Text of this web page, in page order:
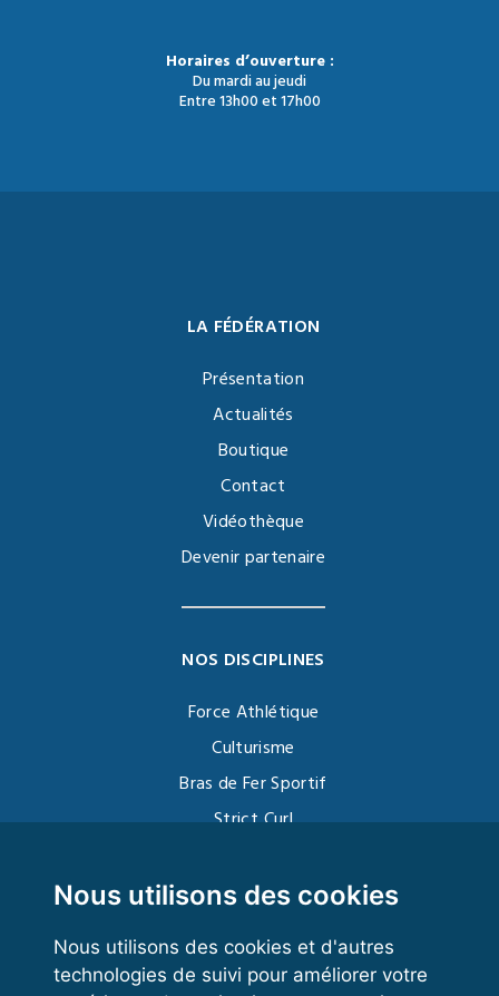
Nous utilisons des cookies
Nous utilisons des cookies et d'autres
technologies de suivi pour améliorer votre
Horaires d’ouverture :
Du mardi au jeudi
Entre 13h00 et 17h00
LA FÉDÉRATION
Présentation
Actualités
Boutique
Contact
Vidéothèque
Devenir partenaire
NOS DISCIPLINES
Force Athlétique
Culturisme
Bras de Fer Sportif
Strict Curl
Kettlebell